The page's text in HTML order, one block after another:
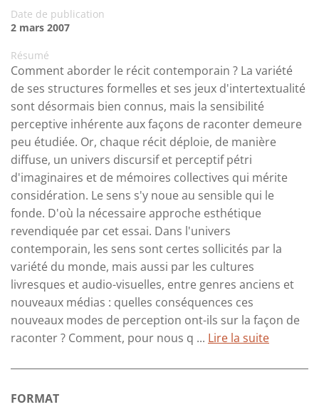
Date de publication
2 mars 2007
Résumé
Comment aborder le récit contemporain ? La variété
de ses structures formelles et ses jeux d'intertextualité
sont désormais bien connus, mais la sensibilité
perceptive inhérente aux façons de raconter demeure
peu étudiée. Or, chaque récit déploie, de manière
diffuse, un univers discursif et perceptif pétri
d'imaginaires et de mémoires collectives qui mérite
considération. Le sens s'y noue au sensible qui le
fonde. D'où la nécessaire approche esthétique
revendiquée par cet essai. Dans l'univers
contemporain, les sens sont certes sollicités par la
variété du monde, mais aussi par les cultures
livresques et audio-visuelles, entre genres anciens et
nouveaux médias : quelles conséquences ces
nouveaux modes de perception ont-ils sur la façon de
raconter ? Comment, pour nous q ... Lire la suite
FORMAT